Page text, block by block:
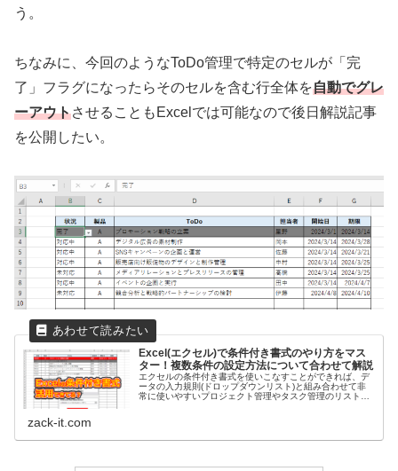
う。
ちなみに、今回のようなToDo管理で特定のセルが「完
了」フラグになったらそのセルを含む行全体を自動でグレ
ーアウトさせることもExcelでは可能なので後日解説記事
を公開したい。
Excel(エクセル)で条件付き書式のやり方をマス
ター！複数条件の設定方法について合わせて解説
エクセルの条件付き書式を使いこなすことができれば、デ
ータの入力規則(ドロップダウンリスト)と組み合わせて非
常に使いやすいプロジェクト管理やタスク管理のリストを
zack-it.com